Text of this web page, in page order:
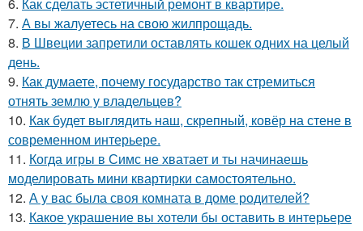
6. Как сделать эстетичный ремонт в квартире.
7. А вы жалуетесь на свою жилпрощадь.
8. В Швеции запретили оставлять кошек одних на целый
день.
9. Как думаете, почему государство так стремиться
отнять землю у владельцев?
10. Как будет выглядить наш, скрепный, ковёр на стене в
современном интерьере.
11. Когда игры в Симс не хватает и ты начинаешь
моделировать мини квартирки самостоятельно.
12. А у вас была своя комната в доме родителей?
13. Какое украшение вы хотели бы оставить в интерьере